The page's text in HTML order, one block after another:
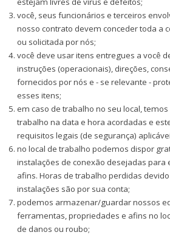
você, seus funcionários e terceiros
nosso contrato devem conceder toda a
ou solicitada por nós;
você deve usar itens entregues a você
instruções (operacionais), direções,
fornecidos por nós e - se relevante -
esses itens;
em caso de trabalho no seu local,
trabalho na data e hora acordadas e
requisitos legais (de segurança)
no local de trabalho podemos dispor
instalações de conexão desejadas para
afins. Horas de trabalho perdidas
instalações são por sua conta;
podemos armazenar/guardar nossos
ferramentas, propriedades e afins no
de danos ou roubo;